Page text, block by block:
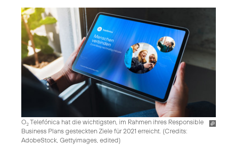
O2Telefónica hat die wichtigsten, im Rahmen ihres Responsible
Business Plans gesteckten Ziele für 2021 erreicht. (Credits:
AdobeStock, Gettyimages, edited)